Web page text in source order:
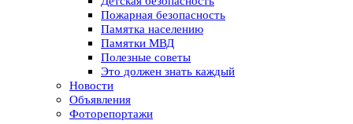
Пожарная безопасность
Памятка населению
Памятки МВД
Полезные советы
Это должен знать каждый
Новости
Объявления
Фоторепортажи